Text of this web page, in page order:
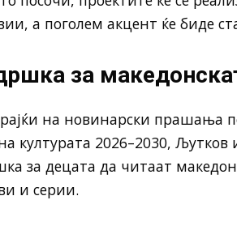
а поголем акцент ќе биде
за
на новинарски прашања
културата 2026–2030,
за децата да читаат
и серии.